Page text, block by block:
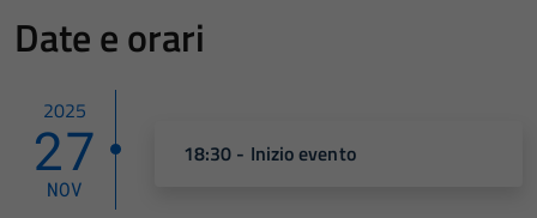
Date e orari
2025
27
NOV
18:30 - Inizio evento